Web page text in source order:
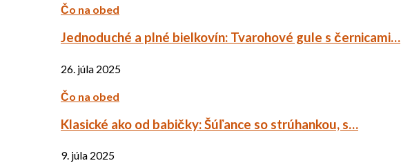
Čo na obed
Jednoduché a plné bielkovín: Tvarohové gule s černicami…
26. júla 2025
Čo na obed
Klasické ako od babičky: Šúľance so strúhankou, s…
9. júla 2025